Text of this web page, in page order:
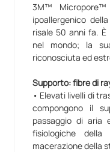
3M™
ipoallergenico
risale 50 anni fa.
nel mondo; la
riconosciuta ed
Supporto: fibre di
• Elevati livelli di
compongono il
passaggio di aria
fisiologiche
macerazione della